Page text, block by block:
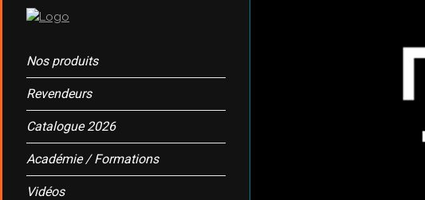
Nos produits
Revendeurs
Catalogue 2026
Académie / Formations
Vidéos